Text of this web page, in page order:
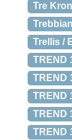
Tre
Trellis /
TREND
TREND
TREND
TREND
TREND